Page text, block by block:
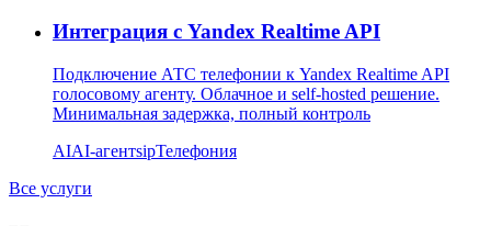
Интеграция с Yandex Realtime API
Подключение АТС телефонии к Yandex Realtime API
голосовому агенту. Облачное и self-hosted решение.
Минимальная задержка, полный контроль
AIAI-агентsipТелефония
Все услуги